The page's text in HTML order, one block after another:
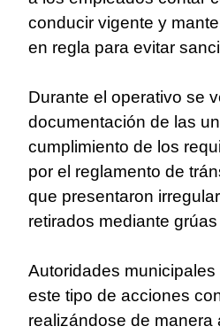
conducir vigente y
en regla para evitar
Durante el operativo se
documentación de las
cumplimiento de los
por el reglamento de
que presentaron
retirados mediante
Autoridades
este tipo de acciones
realizándose de manera